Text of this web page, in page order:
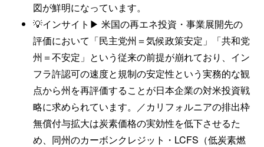
図が鮮明になっています。
💡インサイト▶ 米国の再エネ投資・事業展開先の
評価において「民主党州＝気候政策安定」「共和党
州＝不安定」という従来の前提が崩れており、イン
フラ許認可の速度と規制の安定性という実務的な観
点から州を再評価することが日本企業の対米投資戦
略に求められています。／カリフォルニアの排出枠
無償付与拡大は炭素価格の実効性を低下させるた
め、同州のカーボンクレジット・LCFS（低炭素燃